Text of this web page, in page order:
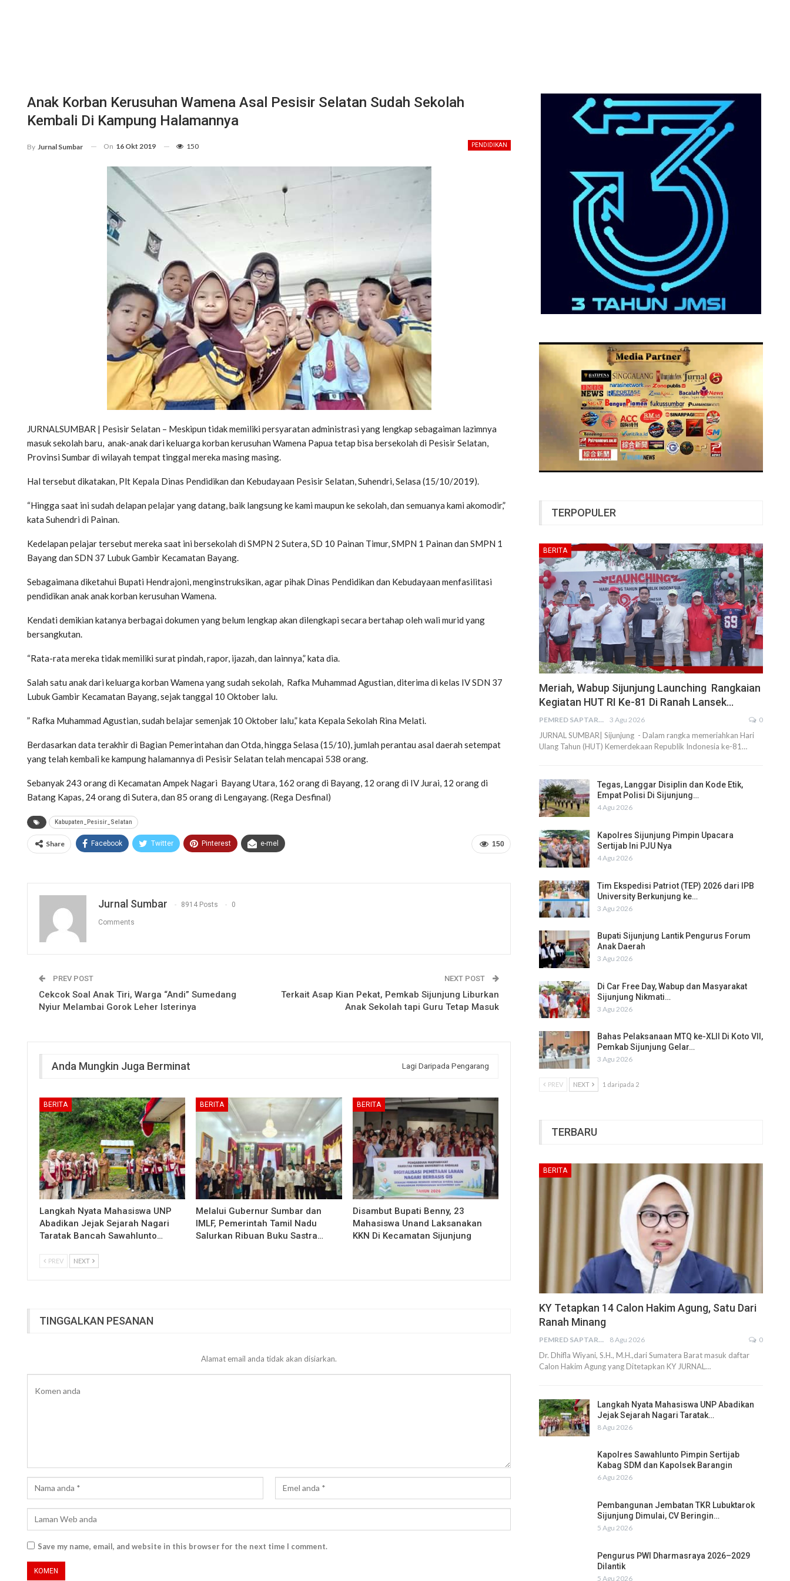
Anak Korban Kerusuhan Wamena Asal Pesisir Selatan Sudah Sekolah
Kembali Di Kampung Halamannya
PENDIDIKAN
By Jurnal Sumbar On 16 Okt 2019 150
JURNALSUMBAR | Pesisir Selatan – Meskipun tidak memiliki persyaratan administrasi yang lengkap sebagaiman lazimnya
masuk sekolah baru, anak-anak dari keluarga korban kerusuhan Wamena Papua tetap bisa bersekolah di Pesisir Selatan,
Provinsi Sumbar di wilayah tempat tinggal mereka masing masing.
Hal tersebut dikatakan, Plt Kepala Dinas Pendidikan dan Kebudayaan Pesisir Selatan, Suhendri, Selasa (15/10/2019).
“Hingga saat ini sudah delapan pelajar yang datang, baik langsung ke kami maupun ke sekolah, dan semuanya kami akomodir,”
kata Suhendri di Painan.
Kedelapan pelajar tersebut mereka saat ini bersekolah di SMPN 2 Sutera, SD 10 Painan Timur, SMPN 1 Painan dan SMPN 1
Bayang dan SDN 37 Lubuk Gambir Kecamatan Bayang.
Sebagaimana diketahui Bupati Hendrajoni, menginstruksikan, agar pihak Dinas Pendidikan dan Kebudayaan menfasilitasi
pendidikan anak anak korban kerusuhan Wamena.
Kendati demikian katanya berbagai dokumen yang belum lengkap akan dilengkapi secara bertahap oleh wali murid yang
bersangkutan.
“Rata-rata mereka tidak memiliki surat pindah, rapor, ijazah, dan lainnya,” kata dia.
Salah satu anak dari keluarga korban Wamena yang sudah sekolah, Rafka Muhammad Agustian, diterima di kelas IV SDN 37
Lubuk Gambir Kecamatan Bayang, sejak tanggal 10 Oktober lalu.
” Rafka Muhammad Agustian, sudah belajar semenjak 10 Oktober lalu,” kata Kepala Sekolah Rina Melati.
Berdasarkan data terakhir di Bagian Pemerintahan dan Otda, hingga Selasa (15/10), jumlah perantau asal daerah setempat
yang telah kembali ke kampung halamannya di Pesisir Selatan telah mencapai 538 orang.
Sebanyak 243 orang di Kecamatan Ampek Nagari Bayang Utara, 162 orang di Bayang, 12 orang di IV Jurai, 12 orang di
Batang Kapas, 24 orang di Sutera, dan 85 orang di Lengayang. (Rega Desfinal)
Kabupaten_Pesisir_Selatan
150
Share Facebook Twitter Pinterest e-mel
Jurnal Sumbar 8914 Posts 0
Comments
PREV POST
Cekcok Soal Anak Tiri, Warga “Andi” Sumedang
Nyiur Melambai Gorok Leher Isterinya
NEXT POST
Terkait Asap Kian Pekat, Pemkab Sijunjung Liburkan
Anak Sekolah tapi Guru Tetap Masuk
Anda Mungkin Juga Berminat Lagi Daripada Pengarang
BERITA
Langkah Nyata Mahasiswa UNP
Abadikan Jejak Sejarah Nagari
Taratak Bancah Sawahlunto…
BERITA
Melalui Gubernur Sumbar dan
IMLF, Pemerintah Tamil Nadu
Salurkan Ribuan Buku Sastra…
BERITA
Disambut Bupati Benny, 23
Mahasiswa Unand Laksanakan
KKN Di Kecamatan Sijunjung
PREV NEXT
TINGGALKAN PESANAN
Alamat email anda tidak akan disiarkan.
Save my name, email, and website in this browser for the next time I comment.
TERPOPULER
BERITA
Meriah, Wabup Sijunjung Launching Rangkaian
Kegiatan HUT RI Ke-81 Di Ranah Lansek…
PEMRED SAPTARIUS 3 Agu 2026 0
JURNAL SUMBAR| Sijunjung - Dalam rangka memeriahkan Hari
Ulang Tahun (HUT) Kemerdekaan Republik Indonesia ke-81…
Tegas, Langgar Disiplin dan Kode Etik,
Empat Polisi Di Sijunjung…
4 Agu 2026
Kapolres Sijunjung Pimpin Upacara
Sertijab Ini PJU Nya
4 Agu 2026
Tim Ekspedisi Patriot (TEP) 2026 dari IPB
University Berkunjung ke…
3 Agu 2026
Bupati Sijunjung Lantik Pengurus Forum
Anak Daerah
3 Agu 2026
Di Car Free Day, Wabup dan Masyarakat
Sijunjung Nikmati…
3 Agu 2026
Bahas Pelaksanaan MTQ ke-XLII Di Koto VII,
Pemkab Sijunjung Gelar…
3 Agu 2026
PREV NEXT 1 daripada 2
TERBARU
BERITA
KY Tetapkan 14 Calon Hakim Agung, Satu Dari
Ranah Minang
PEMRED SAPTARIUS 8 Agu 2026 0
Dr. Dhifla Wiyani, S.H., M.H.,dari Sumatera Barat masuk daftar
Calon Hakim Agung yang Ditetapkan KY JURNAL…
Langkah Nyata Mahasiswa UNP Abadikan
Jejak Sejarah Nagari Taratak…
8 Agu 2026
Kapolres Sawahlunto Pimpin Sertijab
Kabag SDM dan Kapolsek Barangin
6 Agu 2026
Pembangunan Jembatan TKR Lubuktarok
Sijunjung Dimulai, CV Beringin…
5 Agu 2026
Pengurus PWI Dharmasraya 2026–2029
Dilantik
5 Agu 2026